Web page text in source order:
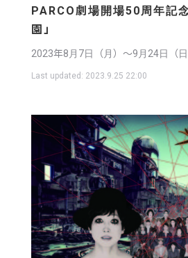
PARCO劇場開場50周年記念
園」
2023年8月7日（月）〜9月24日（日
Last updated: 2023.9.25 22:00